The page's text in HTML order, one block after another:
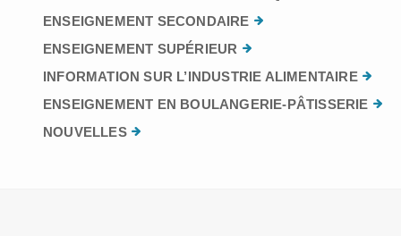
ENSEIGNEMENT SECONDAIRE
ENSEIGNEMENT SUPÉRIEUR
INFORMATION SUR L’INDUSTRIE ALIMENTAIRE
ENSEIGNEMENT EN BOULANGERIE-PÂTISSERIE
NOUVELLES